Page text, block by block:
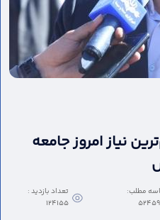
نیاز امروز جامعه
مطلب:
تعداد بازدید :
124155